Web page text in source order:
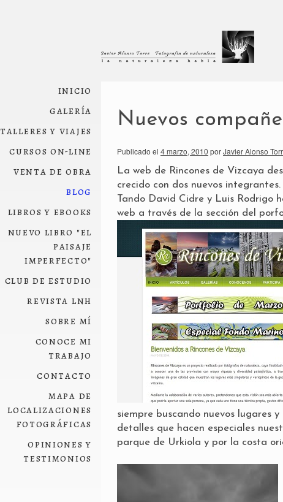
inicio
galería
talleres y viajes
cursos on-line
venta de obra
blog
libros y ebooks
nuevo libro "el
paisaje
imperfecto"
club de estudio
revista lnh
sobre mí
conoce mi
trabajo
contacto
mapa de
localizaciones
fotográficas
opiniones y
testimonios
Nuevos
Publicado el 4 marzo, 2010 porJavier Alonso
La web de Rincones de Vizcaya
crecido con dos nuevos integrantes.
Tando David Cidre y Luis Rodrigo
web a través de la sección del
siempre buscando nuevos lugares
detalles que hacen especiales
parque de Urkiola y por la costa